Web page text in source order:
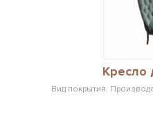
Кресло
Вид покрытия: